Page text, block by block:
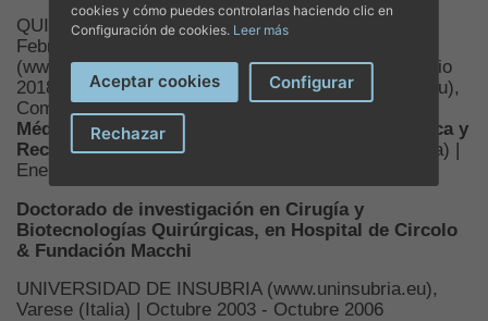
QUIRÓNSALUD (www.quironsalud.es), Valencia |
Febrero 2017 - Noviembre 2018CLÍNICA CAVADAS
(www.clinicacavadas.es), Valencia | Julio 2009 - Julio
2018PRÁCTICA PRIVADA (www.alessandrothione.eu),
Como (Italia) | Octubre 2006 - Junio 2009Director
Médico & Cirujano especialista en Cirugía Plástica y
ReconstructivaCLÍNICA ARS MEDICA, Pavia (Italia) |
Enero 2006 - Diciembre 2008
Doctorado de investigación en Cirugía y
Biotecnologías Quirúrgicas, en Hospital de Circolo
& Fundación Macchi
UNIVERSIDAD DE INSUBRIA (www.uninsubria.eu),
Varese (Italia) | Octubre 2003 - Octubre 2006
cookies y cómo puedes controlarlas haciendo clic en
Configuración de cookies. Leer más
Aceptar cookies Configurar
Rechazar